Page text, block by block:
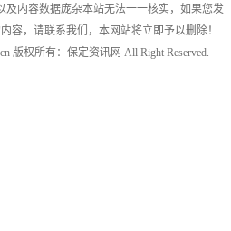
内容数据庞杂本站无法一一核实，如果您发
容，请联系我们，本网站将立即予以删除！
版权所有：保定资讯网 All Right Reserved.